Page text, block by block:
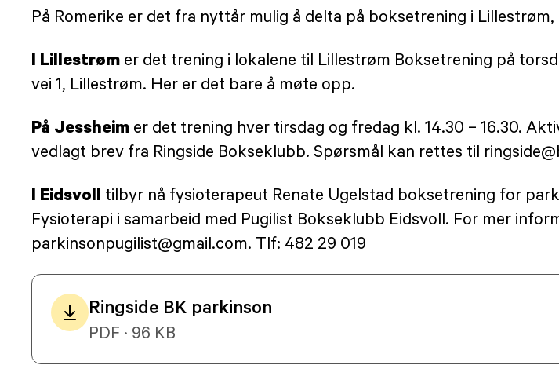
På Romerike er det fra nyttår mulig å delta på boksetrening i Lillestrøm,
I Lillestrøm er det trening i lokalene til Lillestrøm Boksetrening på
vei 1, Lillestrøm. Her er det bare å møte opp.
På Jessheim er det trening hver tirsdag og fredag kl. 14.30 – 16.30.
vedlagt brev fra Ringside Bokseklubb. Spørsmål kan rettes til
I Eidsvoll tilbyr nå fysioterapeut Renate Ugelstad boksetrening for
Fysioterapi i samarbeid med Pugilist Bokseklubb Eidsvoll. For mer
parkinsonpugilist@gmail.com. Tlf: 482 29 019
Ringside BK parkinson
PDF · 96 KB